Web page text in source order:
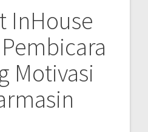
InHouse
Motivasi